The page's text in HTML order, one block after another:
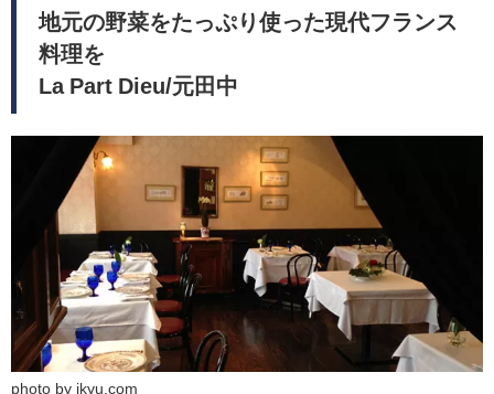
地元の野菜をたっぷり使った現代フランス
料理を
La Part Dieu/元田中
photo by ikyu.com